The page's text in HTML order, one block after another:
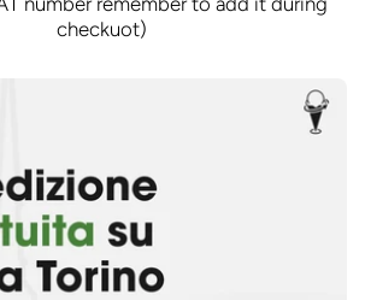
checkuot)